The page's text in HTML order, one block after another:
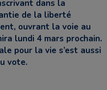
dans la
de la liberté
ouvrant la voie au
lundi 4 mars prochain.
pour la vie s’est aussi
vote.